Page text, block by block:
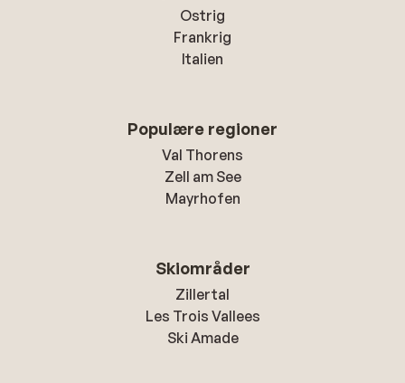
Ostrig
Frankrig
Italien
Populære regioner
Val Thorens
Zell am See
Mayrhofen
Skiområder
Zillertal
Les Trois Vallees
Ski Amade